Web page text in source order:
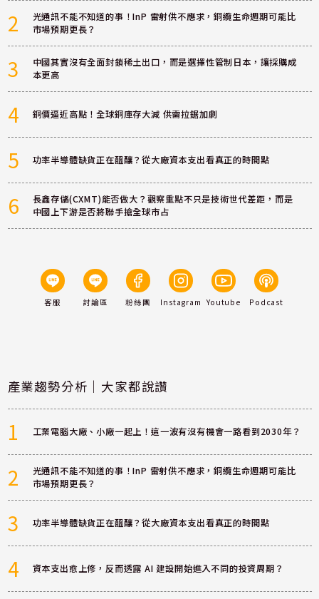
2
光通訊不能不知道的事！InP 雷射供不應求，銅纜生命週期可能比
市場預期更長？
3
中國其實沒有全面封鎖稀土出口，而是選擇性管制日本，讓採購成
本更高
4 銅價逼近高點！全球銅庫存大減 供需拉鋸加劇
5 功率半導體缺貨正在醞釀？從大廠資本支出看真正的時間點
6
長鑫存儲(CXMT)能否做大？觀察重點不只是技術世代差距，而是
中國上下游是否將聯手搶全球市占
客服 討論區 粉絲團 Instagram Youtube Podcast
產業趨勢分析｜大家都說讚
1 工業電腦大廠、小廠一起上！這一波有沒有機會一路看到2030年？
2
光通訊不能不知道的事！InP 雷射供不應求，銅纜生命週期可能比
市場預期更長？
3 功率半導體缺貨正在醞釀？從大廠資本支出看真正的時間點
4 資本支出愈上修，反而透露 AI 建設開始進入不同的投資周期？